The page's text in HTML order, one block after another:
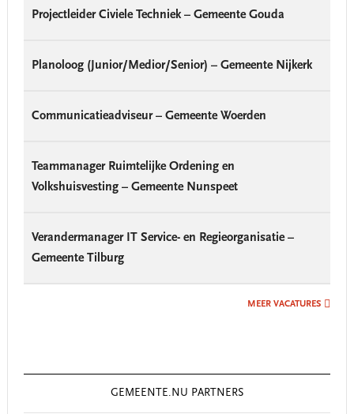
Projectleider Civiele Techniek – Gemeente Gouda
Planoloog (Junior/Medior/Senior) – Gemeente Nijkerk
Communicatieadviseur – Gemeente Woerden
Teammanager Ruimtelijke Ordening en
Volkshuisvesting – Gemeente Nunspeet
Verandermanager IT Service- en Regieorganisatie –
Gemeente Tilburg
MEER VACATURES
GEMEENTE.NU PARTNERS